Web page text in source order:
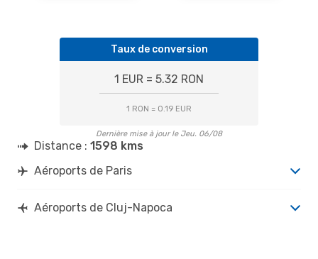
Taux de conversion
1 EUR = 5.32 RON
1 RON = 0.19 EUR
Dernière mise à jour le Jeu. 06/08
Distance : 1598 kms
Aéroports de Paris
Aéroports de Cluj-Napoca